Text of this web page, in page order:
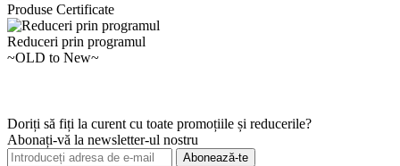
Produse Certificate
Reduceri prin programul
~OLD to New~
Doriți să fiți la curent cu toate promoțiile și reducerile?
Abonați-vă la newsletter-ul nostru
Abonează-te